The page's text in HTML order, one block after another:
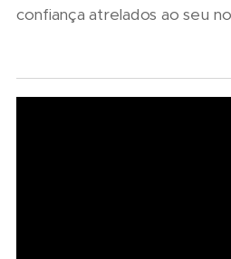
confiança atrelados ao seu